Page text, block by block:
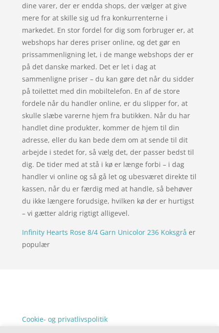
dine varer, der er endda shops, der vælger at give
mere for at skille sig ud fra konkurrenterne i
markedet. En stor fordel for dig som forbruger er, at
webshops har deres priser online, og det gør en
prissammenligning let, i de mange webshops der er
på det danske marked. Det er let i dag at
sammenligne priser – du kan gøre det når du sidder
på toilettet med din mobiltelefon. En af de store
fordele når du handler online, er du slipper for, at
skulle slæbe varerne hjem fra butikken. Når du har
handlet dine produkter, kommer de hjem til din
adresse, eller du kan bede dem om at sende til dit
arbejde i stedet for, så vælg det, der passer bedst til
dig. De tider med at stå i kø er længe forbi – i dag
handler vi online og så gå let og ubesværet direkte til
kassen, når du er færdig med at handle, så behøver
du ikke længere forudsige, hvilken kø der er hurtigst
– vi gætter aldrig rigtigt alligevel.
Infinity Hearts Rose 8/4 Garn Unicolor 236 Koksgrå er
populær
Cookie- og privatlivspolitik